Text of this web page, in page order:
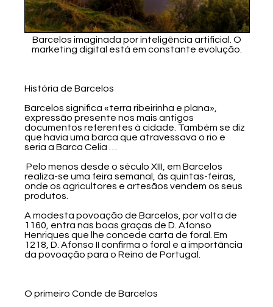
Barcelos imaginada por inteligência artificial. O
marketing digital está em constante evolução.
História de Barcelos
Barcelos significa «terra ribeirinha e plana»,
expressão presente nos mais antigos
documentos referentes à cidade. Também se diz
que havia uma barca que atravessava o rio e
seria a Barca Celia …
Pelo menos desde o século XIII, em Barcelos
realiza-se uma feira semanal, às quintas-feiras,
onde os agricultores e artesãos vendem os seus
produtos.
A modesta povoação de Barcelos, por volta de
1160, entra nas boas graças de D. Afonso
Henriques que lhe concede carta de foral. Em
1218, D. Afonso II confirma o foral e a importância
da povoação para o Reino de Portugal.
O primeiro Conde de Barcelos